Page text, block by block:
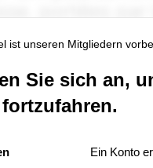
ist unseren Mitgliedern
Sie sich an,
fortzufahren.
Ein Konto